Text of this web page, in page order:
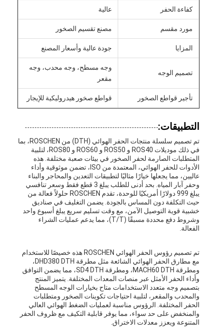
كفاءة الحفر عالية
مورد مقسم مصنع تقسيم الصخور
المزايا جودة عالية وأسعار المصنع
تصميم الوجه
وجه مسطح، وجه محدب، وجه
مقعر
تأجير قواطع الصخور قواطع صخور هيدروليكية للإيجار
التطبيقات:
تم تصميم سلسلة منتجات الحفر الهوائي (DTH) من ROSCHEN، بما
في ذلك موديلات ROS40 و ROS50 و ROS60 و ROS80، لتلبية
المتطلبات الصارمة لحفر الصخور في بيئات صعبة مختلفة. هذه
الأدوات للحفر الهوائي، المعتمدة من ISO، تضمن موثوقية وأداء
عاليين، مما يجعلها خيارًا مثاليًا لتطبيقات التعدين والمحاجر والبناء
وحفر آبار المياه. بحد أدنى للطلب يبلغ 3 قطع فقط وسعر تنافسي
يبلغ 999 دولارًا أمريكيًا للوحدة، تقدم ROSCHEN حلولاً فعالة من
حيث التكلفة دون المساس بالجودة. يضمن التغليف في صناديق
خشبية قوية التوصيل الآمن، مع وقت تسليم سريع يبلغ أسبوع واحد
وشروط دفع محددة مسبقًا (T/T)، مما يدعم عمليات الشراء
الفعالة.
تم تصميم رؤوس الحفر الهوائي ROSCHEN هذه خصيصًا للاستخدام
مع مطارق الحفر الهوائي الشائعة مثل مطرقة DHD380 DTH،
ومطرقة MACH60 DTH، ومطرقة SD4 DTH، مما يضمن التوافق
وأداء الحفر الأمثل عبر منصات المعدات المختلفة. يتميز المنتج
بتصميم وجه متعدد الاستخدامات متاح بخيارات الوجه المسطح
والمحدب والمقعر، لتلبية احتياجات تكوينات الصخور ومتطلبات
الحفر المختلفة. الرؤوس مناسبة لعمليات الضغط الهوائي العالي
والمنخفض على حد سواء، مما يوفر قابلية التكيف مع ظروف الحفر
المتنوعة ويعزز معدلات الاختراق.